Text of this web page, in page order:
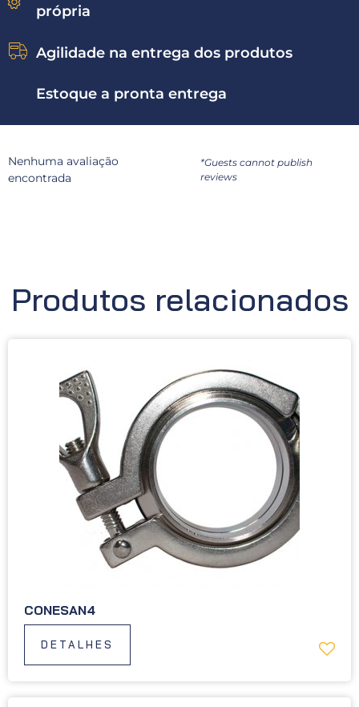
própria
Agilidade na entrega dos produtos
Estoque a pronta entrega
Nenhuma avaliação
encontrada
*Guests cannot publish
reviews
Produtos relacionados
CONESAN4
DETALHES